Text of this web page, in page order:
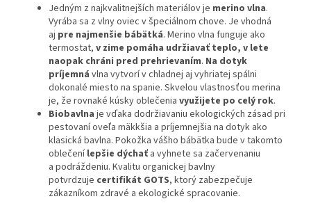
Jedným z najkvalitnejších materiálov je merino vlna.
Vyrába sa z vlny oviec v špeciálnom chove. Je vhodná
aj pre najmenšie bábätká. Merino vlna funguje ako
termostat, v zime pomáha udržiavať teplo, v lete
naopak chráni pred prehrievaním. Na dotyk
príjemná vlna vytvorí v chladnej aj vyhriatej spálni
dokonalé miesto na spanie. Skvelou vlastnosťou merina
je, že rovnaké kúsky oblečenia využijete po celý rok.
Biobavlna je vďaka dodržiavaniu ekologických zásad pri
pestovaní oveľa mäkkšia a príjemnejšia na dotyk ako
klasická bavlna. Pokožka vášho bábätka bude v takomto
oblečenílepšie dýchať a vyhnete sa začervenaniu
a podráždeniu. Kvalitu organickej bavlny
potvrdzuje certifikát GOTS, ktorý zabezpečuje
zákazníkom zdravé a ekologické spracovanie.